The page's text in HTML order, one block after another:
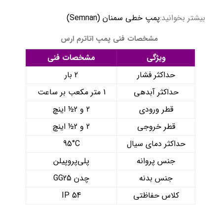
بیشتر بخوانید:پمپ خطی سمنان (Semnan)
مشخصات فنی پمپ اتاترم ارس
ویژگی
مشخصات فنی
حداکثر فشار
2 بار
حداکثر آبدهی
1 متر مکعب بر ساعت
قطر ورودی
2 و 2½ اینچ
قطر خروجی
2 و 2½ اینچ
حداکثر دمای سیال
95°C
جنس پروانه
پلی‌پروپیلن
جنس بدنه
چدن GG25
کلاس حفاظتی
IP 54